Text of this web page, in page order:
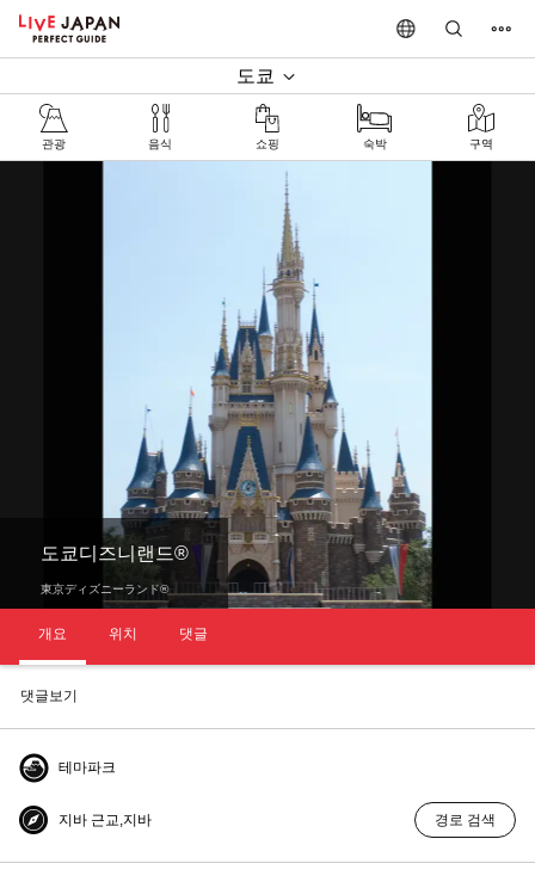
도쿄
관광 음식 쇼핑 숙박 구역
도쿄디즈니랜드®
東京ディズニーランド®
개요 위치 댓글
댓글보기
테마파크
지바 근교,지바 경로 검색